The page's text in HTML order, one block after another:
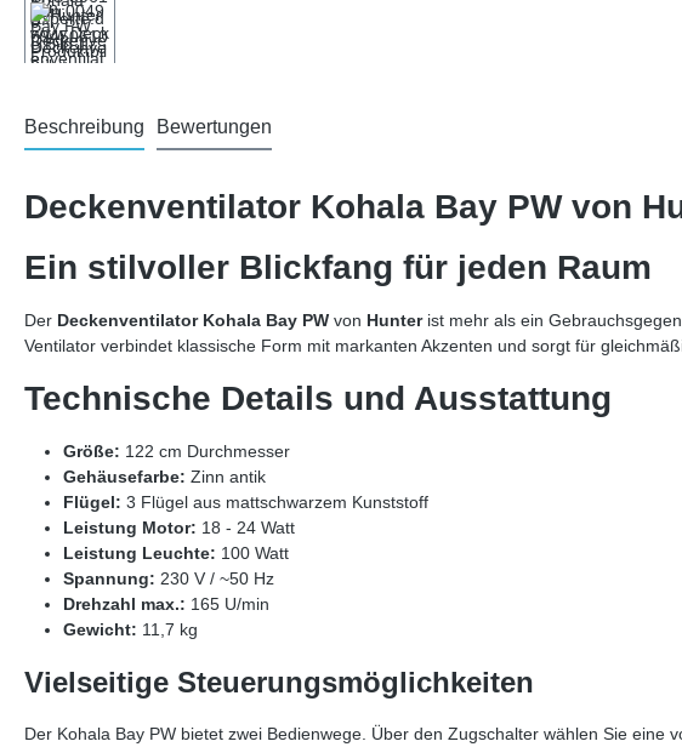
Beschreibung Bewertungen
Deckenventilator Kohala Bay PW von
Ein stilvoller Blickfang für jeden Raum
Der Deckenventilator Kohala Bay PW von Hunterist mehr als ein
Ventilator verbindet klassische Form mit markanten Akzenten und sorgt für
Technische Details und Ausstattung
Größe: 122 cm Durchmesser
Gehäusefarbe: Zinn antik
Flügel: 3 Flügel aus mattschwarzem Kunststoff
Leistung Motor: 18 - 24 Watt
Leistung Leuchte: 100 Watt
Spannung: 230 V / ~50 Hz
Drehzahl max.: 165 U/min
Gewicht: 11,7 kg
Vielseitige Steuerungsmöglichkeiten
Der Kohala Bay PW bietet zwei Bedienwege. Über den Zugschalter wählen Sie